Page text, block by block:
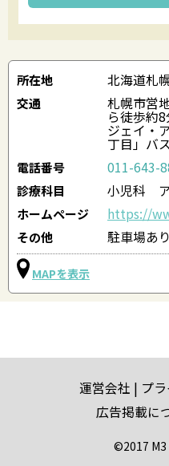
所在地 北海道札
交通 札幌市営
ら徒歩約
ジェイ・
丁目」バ
電話番号 011-643-
診療科目 小児科
ホームページ https://
その他 駐車場あ
MAPを表示
運営会社
プ
広告掲載に
©2017